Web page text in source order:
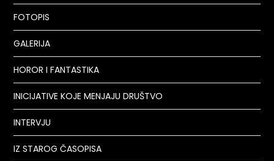
FOTOPIS
GALERIJA
HOROR I FANTASTIKA
INICIJATIVE KOJE MENJAJU DRUŠTVO
INTERVJU
IZ STAROG ČASOPISA